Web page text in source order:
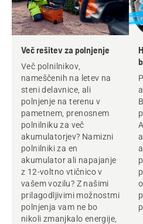
Več rešitev za polnjenje
Več polnilnikov,
nameščenih na letev na
steni delavnice, ali
polnjenje na terenu v
pametnem, prenosnem
polnilniku za več
akumulatorjev? Namizni
polnilniki za en
akumulator ali napajanje
z 12-voltno vtičnico v
vašem vozilu? Z našimi
prilagodljivimi možnostmi
polnjenja vam ne bo
nikoli zmanjkalo energije,